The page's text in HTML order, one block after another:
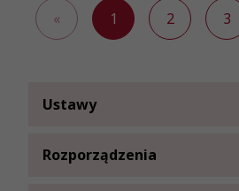
Ustawy
Rozporządzenia
« 1 2 3